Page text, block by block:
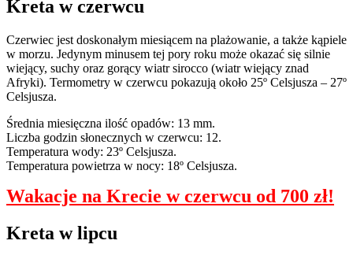
Kreta w czerwcu
Czerwiec jest doskonałym miesiącem na plażowanie, a także kąpiele
w morzu. Jedynym minusem tej pory roku może okazać się silnie
wiejący, suchy oraz gorący wiatr sirocco (wiatr wiejący znad
Afryki). Termometry w czerwcu pokazują około 25º Celsjusza – 27º
Celsjusza.
Średnia miesięczna ilość opadów: 13 mm.
Liczba godzin słonecznych w czerwcu: 12.
Temperatura wody: 23º Celsjusza.
Temperatura powietrza w nocy: 18º Celsjusza.
Wakacje na Krecie w czerwcu od 700 zł!
Kreta w lipcu